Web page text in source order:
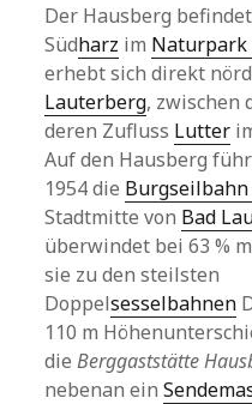
Der Hausberg
Südharz im Naturpark
erhebt sich direkt
Lauterberg, zwischen
deren Zufluss Lutter
Auf den Hausberg
1954 die
Stadtmitte von Bad
überwindet bei 63 %
sie zu den steilsten
Doppelsesselbahnen
110 m
dieBerggaststätte
nebenan ein